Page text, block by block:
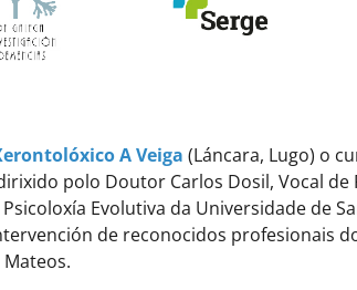
A Veiga (Láncara, Lugo) o
polo Doutor Carlos Dosil, Vocal
Evolutiva da Universidade de
de reconocidos profesionais